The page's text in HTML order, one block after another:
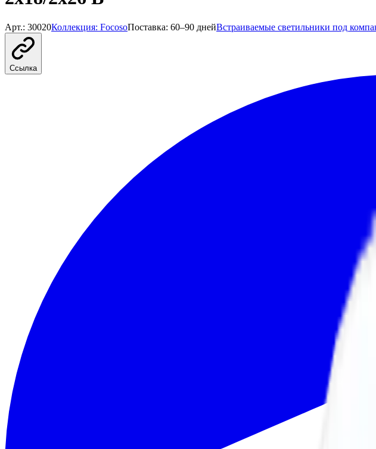
Арт.: 30020Коллекция: FocosoПоставка: 60–90 днейВстраиваемые светильники под
Ссылка